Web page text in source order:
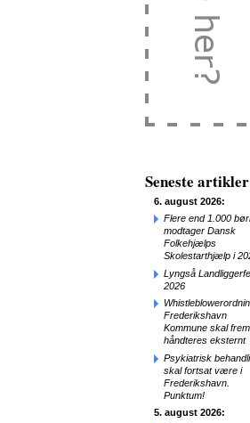
Seneste artikler
6. august 2026:
Flere end 1.000
modtager Dansk
Folkehjælps
Skolestarthjælp i
Lyngså
2026
Frederikshavn
Kommune skal
håndteres eksternt
Psykiatrisk
skal fortsat være i
Frederikshavn.
Punktum!
5. august 2026: